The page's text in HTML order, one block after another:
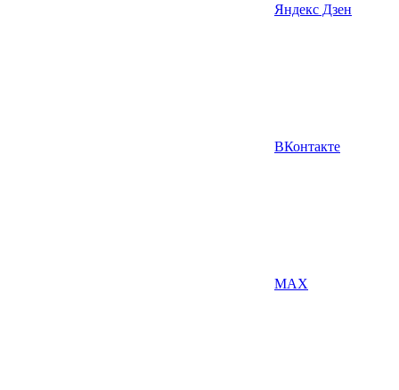
Яндекс Дзен
ВКонтакте
MAX